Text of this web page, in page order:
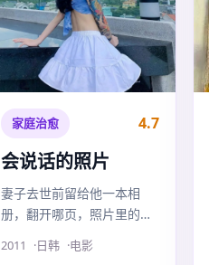
家庭治愈 4.7
会说话的照片
妻子去世前留给他一本相
册，翻开哪页，照片里的人
话。
2011 日韩 电影